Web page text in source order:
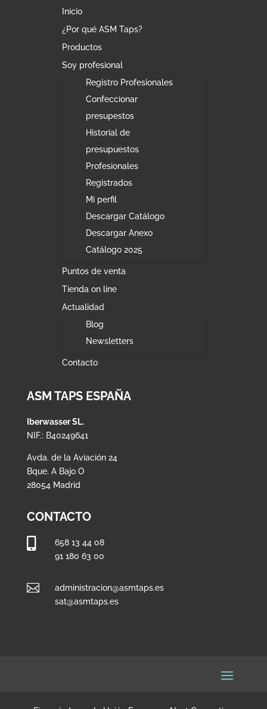
Inicio
¿Por qué ASM Taps?
Productos
Soy profesional
Registro Profesionales
Confeccionar
presupestos
Historial de
presupuestos
Profesionales
Registrados
Mi perfil
Descargar Catálogo
Descargar Anexo
Catálogo 2025
Puntos de venta
Tienda on line
Actualidad
Blog
Newsletters
Contacto
ASM TAPS ESPAÑA
Iberwasser SL.
NIF.: B40249641
Avda. de la Aviación 24
Bque. A Bajo O
28054 Madrid
CONTACTO

658 13 44 08
91 180 63 00

administracion@asmtaps.es
sat@asmtaps.es